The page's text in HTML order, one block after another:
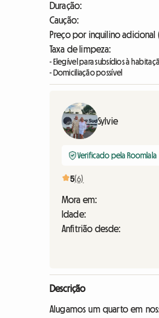
Duração:
Caução:
Preço por inquilino adicional
Taxa de limpeza:
- Elegível para subsídios à
- Domiciliação possível
Sylvie
Verificado pela Roomlala
5(6)
Mora em:
Idade:
Anfitrião desde:
Descrição
Alugamos um quarto em